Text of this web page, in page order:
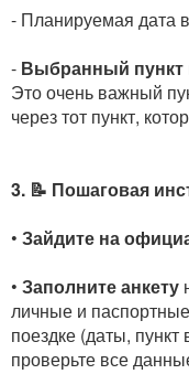
- Планируемая дата
- Выбранный пункт
Это очень важный
через тот пункт,
3. 📝 Пошаговая
• Зайдите на
• Заполните анкету
личные и
поездке (даты,
проверьте все